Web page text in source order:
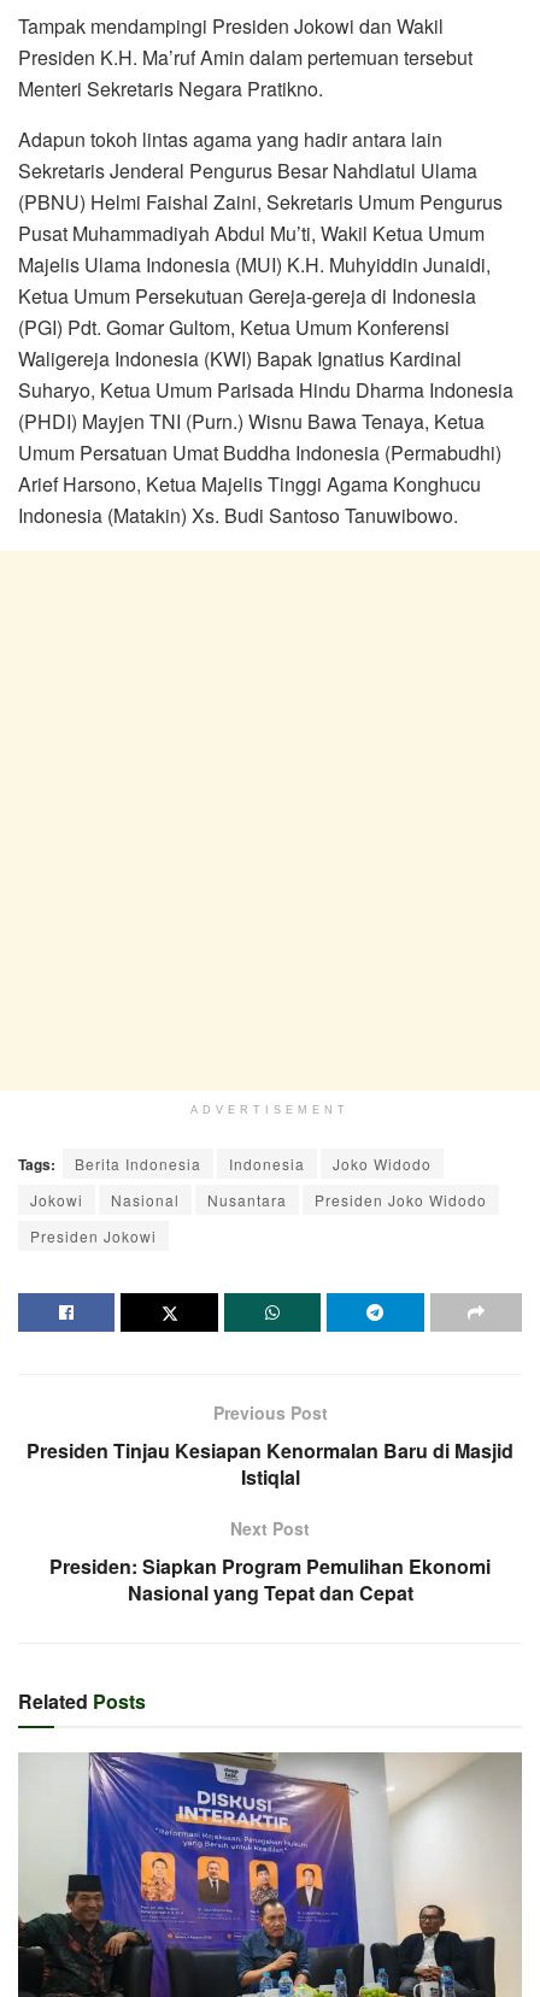
Tampak mendampingi Presiden Jokowi dan Wakil
Presiden K.H. Ma’ruf Amin dalam pertemuan tersebut
Menteri Sekretaris Negara Pratikno.
Adapun tokoh lintas agama yang hadir antara lain
Sekretaris Jenderal Pengurus Besar Nahdlatul Ulama
(PBNU) Helmi Faishal Zaini, Sekretaris Umum Pengurus
Pusat Muhammadiyah Abdul Mu’ti, Wakil Ketua Umum
Majelis Ulama Indonesia (MUI) K.H. Muhyiddin Junaidi,
Ketua Umum Persekutuan Gereja-gereja di Indonesia
(PGI) Pdt. Gomar Gultom, Ketua Umum Konferensi
Waligereja Indonesia (KWI) Bapak Ignatius Kardinal
Suharyo, Ketua Umum Parisada Hindu Dharma Indonesia
(PHDI) Mayjen TNI (Purn.) Wisnu Bawa Tenaya, Ketua
Umum Persatuan Umat Buddha Indonesia (Permabudhi)
Arief Harsono, Ketua Majelis Tinggi Agama Konghucu
Indonesia (Matakin) Xs. Budi Santoso Tanuwibowo.
ADVERTISEMENT
Tags: Berita Indonesia Indonesia
Joko Widodo
Jokowi
Nasional Nusantara
Presiden Joko Widodo
Presiden Jokowi
Previous Post
Presiden Tinjau Kesiapan Kenormalan Baru di Masjid
Istiqlal
Next Post
Presiden: Siapkan Program Pemulihan Ekonomi
Nasional yang Tepat dan Cepat
Related Posts